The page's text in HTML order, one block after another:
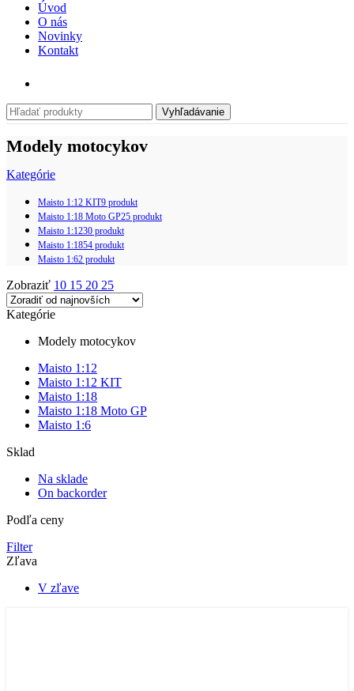
Úvod
O nás
Novinky
Kontakt
Vyhľadávanie
Modely motocykov
Kategórie
Maisto 1:12 KIT9 produkt
Maisto 1:18 Moto GP25 produkt
Maisto 1:1230 produkt
Maisto 1:1854 produkt
Maisto 1:62 produkt
Zobraziť 10 15 20 25
Kategórie
Modely motocykov
Maisto 1:12
Maisto 1:12 KIT
Maisto 1:18
Maisto 1:18 Moto GP
Maisto 1:6
Sklad
Na sklade
On backorder
Podľa ceny
Filter
Zľava
V zľave